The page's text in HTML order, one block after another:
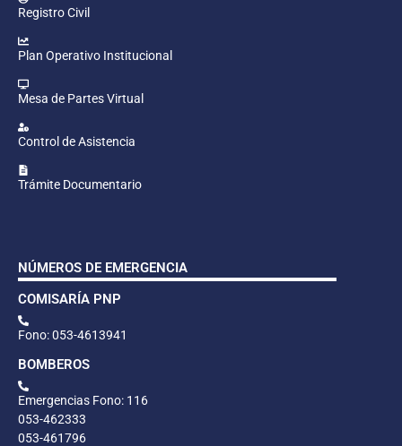
Registro Civil
Plan Operativo Institucional
Mesa de Partes Virtual
Control de Asistencia
Trámite Documentario
NÚMEROS DE EMERGENCIA
COMISARÍA PNP
Fono: 053-4613941
BOMBEROS
Emergencias Fono: 116
053-462333
053-461796